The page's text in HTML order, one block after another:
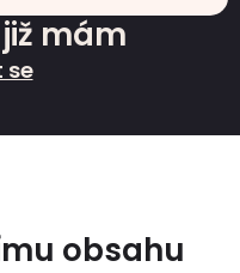
mám
se
obsahu